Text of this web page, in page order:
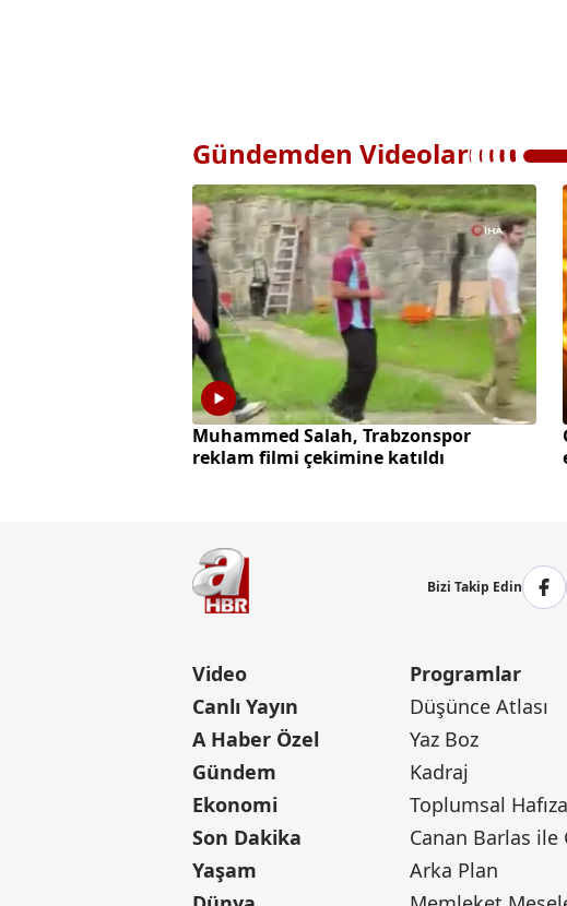
Gündemden Videolar
Muhammed Salah, Trabzonspor
reklam filmi çekimine katıldı
Bizi Takip Edin
Video
Canlı Yayın
A Haber Özel
Gündem
Ekonomi
Son Dakika
Yaşam
Programlar
Düşünce Atlası
Yaz Boz
Kadraj
Toplumsal Hafıza
Arka Plan